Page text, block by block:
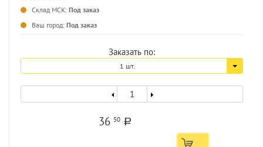
Склад МСК: Под заказ
Ваш город: Под заказ
Заказать по:
1 шт.
36 50 a